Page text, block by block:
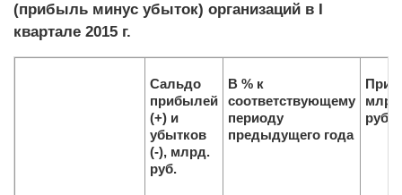
(прибыль минус убыток) организаций в I
квартале 2015 г.
Сальдо
прибылей
(+) и
убытков
(-), млрд.
руб.
В % к
соответствующему
периоду
предыдущего года